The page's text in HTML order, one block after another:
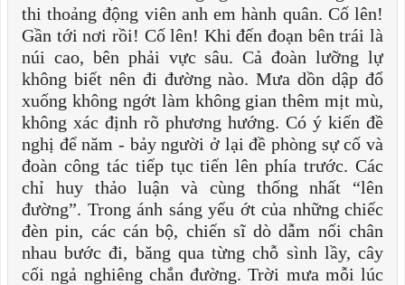
thi thoảng động viên anh em hành quân. Cố lên!
Gần tới nơi rồi! Cố lên! Khi đến đoạn bên trái là
núi cao, bên phải vực sâu. Cả đoàn lưỡng lự
không biết nên đi đường nào. Mưa dồn dập đổ
xuống không ngớt làm không gian thêm mịt mù,
không xác định rõ phương hướng. Có ý kiến đề
nghị để năm - bảy người ở lại đề phòng sự cố và
đoàn công tác tiếp tục tiến lên phía trước. Các
chỉ huy thảo luận và cùng thống nhất “lên
đường”. Trong ánh sáng yếu ớt của những chiếc
đèn pin, các cán bộ, chiến sĩ dò dẫm nối chân
nhau bước đi, băng qua từng chỗ sình lầy, cây
cối ngả nghiêng chắn đường. Trời mưa mỗi lúc